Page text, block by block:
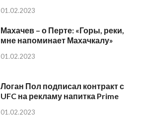
01.02.2023
Махачев – о Перте: «Горы, реки,
мне напоминает Махачкалу»
01.02.2023
Логан Пол подписал контракт с
UFC на рекламу напитка Prime
01.02.2023